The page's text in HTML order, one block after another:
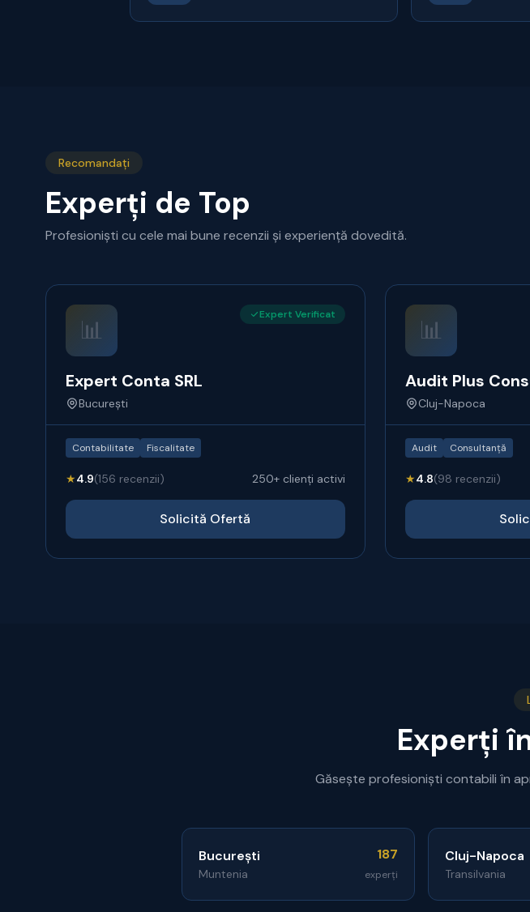
Recomandați
Experți de Top
Profesioniști cu cele mai bune recenzii și experiență dovedită.
📊 Expert Verificat
Expert Conta SRL
București
Contabilitate Fiscalitate
★4.9(156 recenzii) 250+ clienți activi
Solicită Ofertă
📊
Audit Plus
Cluj-Napoca
Audit Consultanță
★4.8(98 recenzii)
Experți
Găsește profesioniști contabili în
București
Muntenia
187
experți
Cluj-Napoca
Transilvania